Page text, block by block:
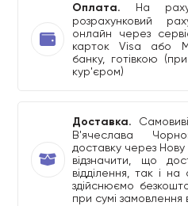
Оплата. На
розрахунковий
онлайн через
карток Visa або
банку, готівкою
кур'єром)
Доставка.
В'ячеслава
доставку через
відзначити, що
відділення, так і
здійснюємо
при сумі замовлення